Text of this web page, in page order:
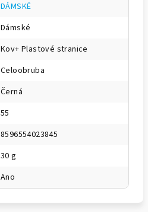
DÁMSKÉ
Dámské
Kov+ Plastové stranice
Celoobruba
Černá
55
8596554023845
30 g
Ano